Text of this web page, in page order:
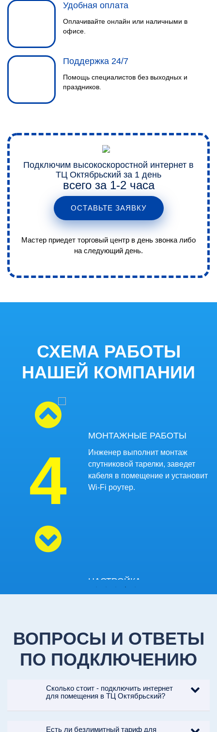
Удобная оплата
Оплачивайте онлайн или наличными в
офисе.
Поддержка 24/7
Помощь специалистов без выходных и
праздников.
Подключим высокоскоростной интернет в
ТЦ Октябрьский за 1 день
всего за 1-2 часа
ОСТАВЬТЕ ЗАЯВКУ
Мастер приедет торговый центр в день звонка либо
на следующий день.
СХЕМА РАБОТЫ
НАШЕЙ КОМПАНИИ
1
2
ВЫЕЗД И ЗАМЕР
Мы проводим замеры
нескольких сотовых операторов
и подберем оператора с
лучшими показателями сигнала
и скорости.
3
4
МОНТАЖНЫЕ РАБОТЫ
Инженер выполнит монтаж
спутниковой тарелки, заведет
кабеля в помещение и установит
Wi-Fi роутер.
5
НАСТРОЙКА
ОБОРУДОВАНИЯ
сбоев при его работе.
КОНСУЛЬТАЦИЯ
ВОПРОСЫ И ОТВЕТЫ
ПО ПОДКЛЮЧЕНИЮ
Сколько стоит - подключить интернет
для помещения в ТЦ Октябрьский?
Есть ли безлимитный тариф для